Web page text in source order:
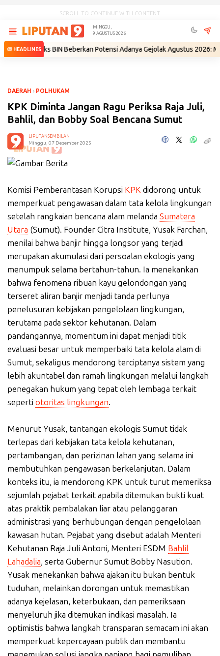
SCROLL TO CONTINUE WITH CONTENT
MINGGU,
9 AGUSTUS 2026
HEADLINES
• Eks BIN Beberkan Potensi Adanya Gejolak Agustus 2026: Masuk
DAERAH › POLHUKAM
KPK Diminta Jangan Ragu Periksa Raja Juli,
Bahlil, dan Bobby Soal Bencana Sumut
LIPUTANSEMBILAN
Minggu, 07 Desember 2025
Komisi Pemberantasan Korupsi KPK didorong untuk
memperkuat pengawasan dalam tata kelola lingkungan
setelah rangkaian bencana alam melanda Sumatera
Utara (Sumut). Founder Citra Institute, Yusak Farchan,
menilai bahwa banjir hingga longsor yang terjadi
merupakan akumulasi dari persoalan ekologis yang
menumpuk selama bertahun-tahun. Ia menekankan
bahwa fenomena ribuan kayu gelondongan yang
terseret aliran banjir menjadi tanda perlunya
penelusuran kebijakan pengelolaan lingkungan,
terutama pada sektor kehutanan. Dalam
pandangannya, momentum ini dapat menjadi titik
evaluasi besar untuk memperbaiki tata kelola alam di
Sumut, sekaligus mendorong terciptanya sistem yang
lebih akuntabel dan ramah lingkungan melalui langkah
penegakan hukum yang tepat oleh lembaga terkait
seperti otoritas lingkungan.
Menurut Yusak, tantangan ekologis Sumut tidak
terlepas dari kebijakan tata kelola kehutanan,
pertambangan, dan perizinan lahan yang selama ini
membutuhkan pengawasan berkelanjutan. Dalam
konteks itu, ia mendorong KPK untuk turut memeriksa
sejumlah pejabat terkait apabila ditemukan bukti kuat
atas praktik pembalakan liar atau pelanggaran
administrasi yang berhubungan dengan pengelolaan
kawasan hutan. Pejabat yang disebut adalah Menteri
Kehutanan Raja Juli Antoni, Menteri ESDM Bahlil
Lahadalia, serta Gubernur Sumut Bobby Nasution.
Yusak menekankan bahwa ajakan itu bukan bentuk
tuduhan, melainkan dorongan untuk memastikan
adanya kejelasan, keterbukaan, dan pemeriksaan
menyeluruh jika ditemukan indikasi masalah. Ia
optimistis bahwa langkah transparan semacam ini akan
memperkuat kepercayaan publik dan membantu